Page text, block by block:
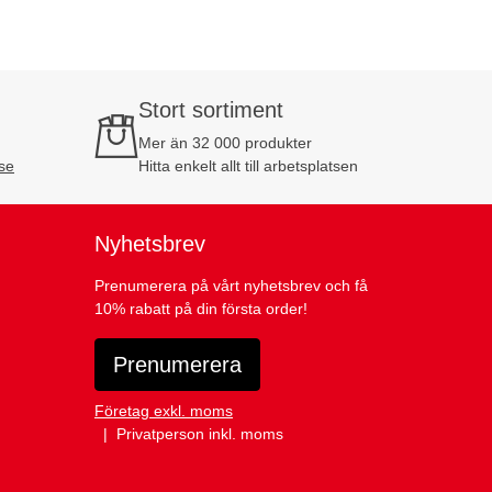
Stort sortiment
Mer än 32 000 produkter
Hitta enkelt allt till arbetsplatsen
Nyhetsbrev
Prenumerera på vårt nyhetsbrev och få
10% rabatt på din första order!
Prenumerera
Företag exkl. moms
Privatperson inkl. moms